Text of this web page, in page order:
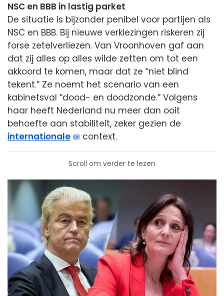
NSC en BBB in lastig parket
De situatie is bijzonder penibel voor partijen als
NSC en BBB. Bij nieuwe verkiezingen riskeren zij
forse zetelverliezen. Van Vroonhoven gaf aan
dat zij alles op alles wilde zetten om tot een
akkoord te komen, maar dat ze “niet blind
tekent.” Ze noemt het scenario van een
kabinetsval “dood- en doodzonde.” Volgens
haar heeft Nederland nu meer dan ooit
behoefte aan stabiliteit, zeker gezien de
internationale
context.
Scroll om verder te lezen